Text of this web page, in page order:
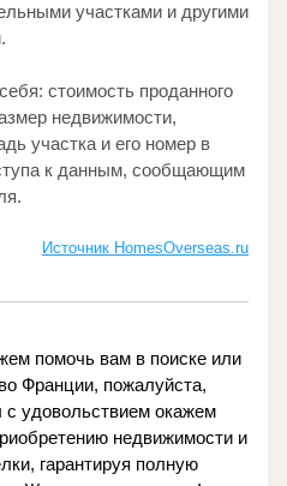
участками и другими
стоимость проданного
недвижимости,
участка и его номер в
к данным, сообщающим
Источник HomesOverseas.ru
помочь вам в поиске или
Франции, пожалуйста,
удовольствием окажем
недвижимости и
гарантируя полную